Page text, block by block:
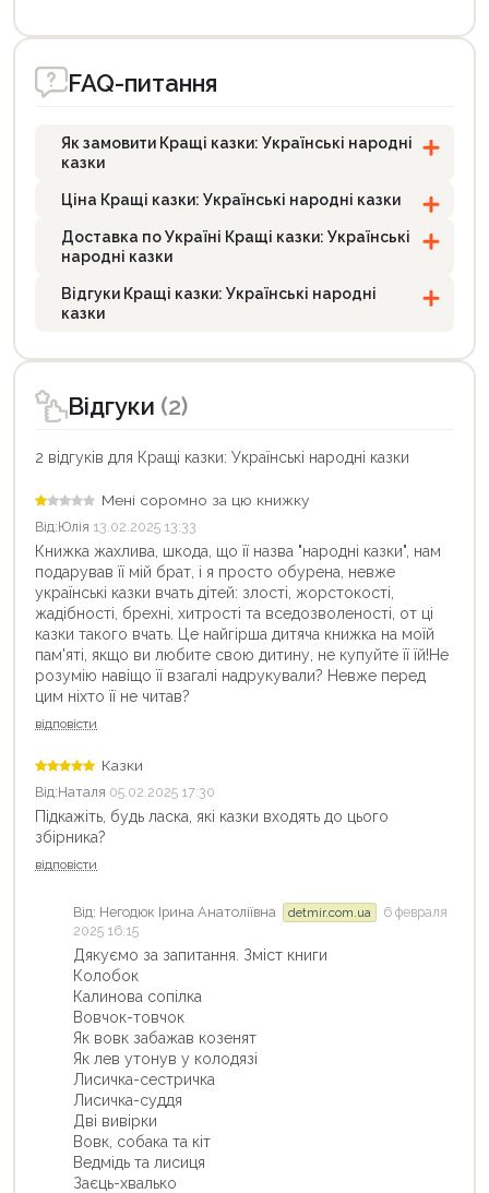
FAQ-питання
Як замовити Кращі казки: Українські народні
казки
Ціна Кращі казки: Українські народні казки
Доставка по Україні Кращі казки: Українські
народні казки
Відгуки Кращі казки: Українські народні
казки
Відгуки (2)
2 відгуків для Кращі казки: Українські народні казки
Мені соромно за цю книжку
Від:Юлія 13.02.2025 13:33
Книжка жахлива, шкода, що її назва "народні казки", нам
подарував її мій брат, і я просто обурена, невже
українські казки вчать дітей: злості, жорстокості,
жадібності, брехні, хитрості та вседозволеності, от ці
казки такого вчать. Це найгірша дитяча книжка на моїй
пам'яті, якщо ви любите свою дитину, не купуйте її їй!Не
розумію навіщо її взагалі надрукували? Невже перед
цим ніхто її не читав?
відповісти
Казки
Від:Наталя 05.02.2025 17:30
Підкажіть, будь ласка, які казки входять до цього
збірника?
відповісти
Від: Негодюк Ірина Анатоліївна detmir.com.ua
6 февраля
2025 16:15
Дякуємо за запитання. Зміст книги
Колобок
Калинова сопiлка
Вовчок-товчок
Як вовк забажав козенят
Як лев утонув у колодязi
Лисичка-сестричка
Лисичка-суддя
Двi вивiрки
Вовк, собака та кiт
Ведмiдь та лисиця
Заєць-хвалько
Продовжити покупки
Оформити замовлення